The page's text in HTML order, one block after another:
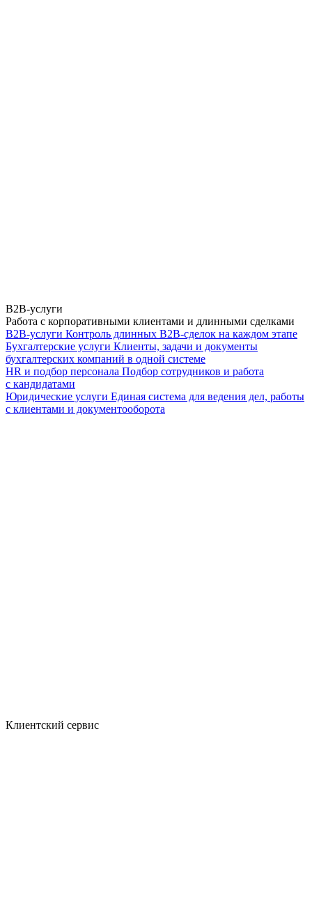
B2B-услуги
Работа с корпоративными клиентами и длинными сделками
B2B-услуги Контроль длинных B2B-сделок на каждом этапе
Бухгалтерские услуги Клиенты, задачи и документы
бухгалтерских компаний в одной системе
HR и подбор персонала Подбор сотрудников и работа
с кандидатами
Юридические услуги Единая система для ведения дел, работы
с клиентами и документооборота
Клиентский сервис